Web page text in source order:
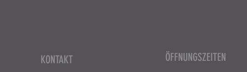
KONTAKT ÖFFNUNGSZEITEN